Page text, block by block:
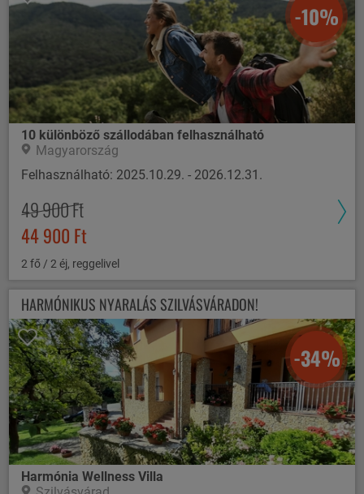
-10%
10 különböző szállodában felhasználható
Magyarország
Felhasználható: 2025.10.29. - 2026.12.31.
49 900 Ft
44 900 Ft
2 fő / 2 éj, reggelivel
HARMÓNIKUS NYARALÁS SZILVÁSVÁRADON!
-34%
Harmónia Wellness Villa